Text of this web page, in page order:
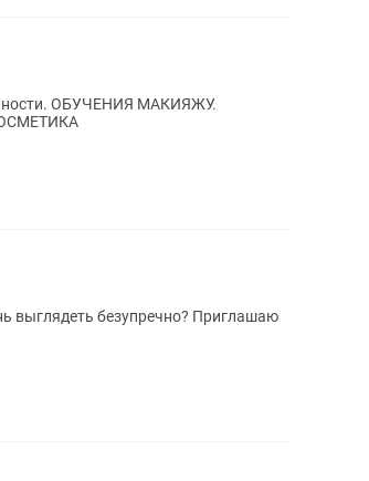
ВИЗАЖИСТ. ПРОФ.КОСМЕТИКА
выглядеть безупречно? Приглашаю